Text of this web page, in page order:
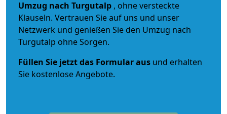
Umzug nach Turgutalp , ohne versteckte
Klauseln. Vertrauen Sie auf uns und unser
Netzwerk und genießen Sie den Umzug nach
Turgutalp ohne Sorgen.
Füllen Sie jetzt das Formular aus und erhalten
Sie kostenlose Angebote.